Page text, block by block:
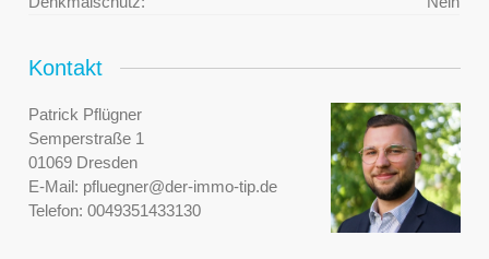
Kontakt
Patrick Pflügner
Semperstraße 1
01069 Dresden
E-Mail: pfluegner@der-immo-tip.de
Telefon: 0049351433130